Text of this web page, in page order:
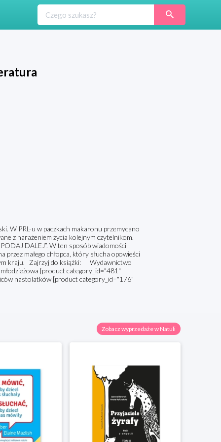
W PRL-u w paczkach makaronu przemycano
z narażeniem życia kolejnym czytelnikom.
DALEJ”. W ten sposób wiadomości
małego chłopca, który słucha opowieści
kraju. Zajrzyj do książki: Wydawnictwo
[product category_id="481"
nastolatków [product category_id="176"
Zobacz wyprzedaże w Natuli